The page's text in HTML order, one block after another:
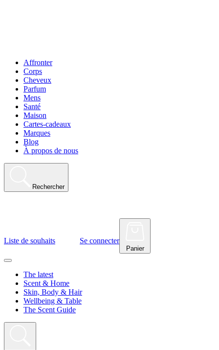
Affronter
Corps
Cheveux
Parfum
Mens
Santé
Maison
Cartes-cadeaux
Marques
Blog
À propos de nous
Rechercher
Liste de souhaits Se connecter
Panier
The latest
Scent & Home
Skin, Body & Hair
Wellbeing & Table
The Scent Guide